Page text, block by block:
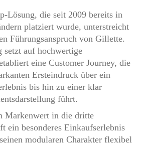
Lösung, die seit 2009 bereits in
platziert wurde, unterstreicht
Führungsanspruch von Gillette.
auf hochwertige
eine Customer Journey, die
Ersteindruck über ein
bis hin zu einer klar
führt.
Markenwert in die dritte
ein besonderes Einkaufserlebnis
modularen Charakter flexibel